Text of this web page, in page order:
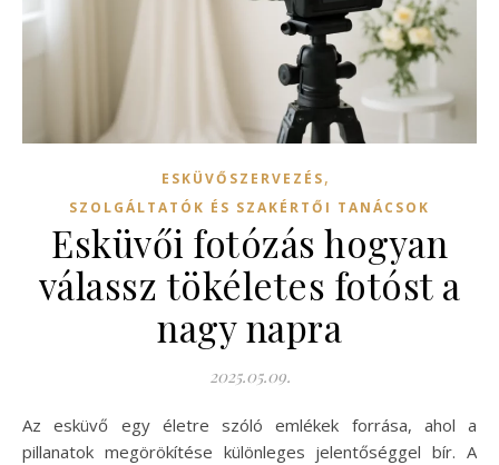
ESKÜVŐSZERVEZÉS,
SZOLGÁLTATÓK ÉS SZAKÉRTŐI TANÁCSOK
Esküvői fotózás hogyan
válassz tökéletes fotóst a
nagy napra
2025.05.09.
Az esküvő egy életre szóló emlékek forrása, ahol a
pillanatok megörökítése különleges jelentőséggel bír. A